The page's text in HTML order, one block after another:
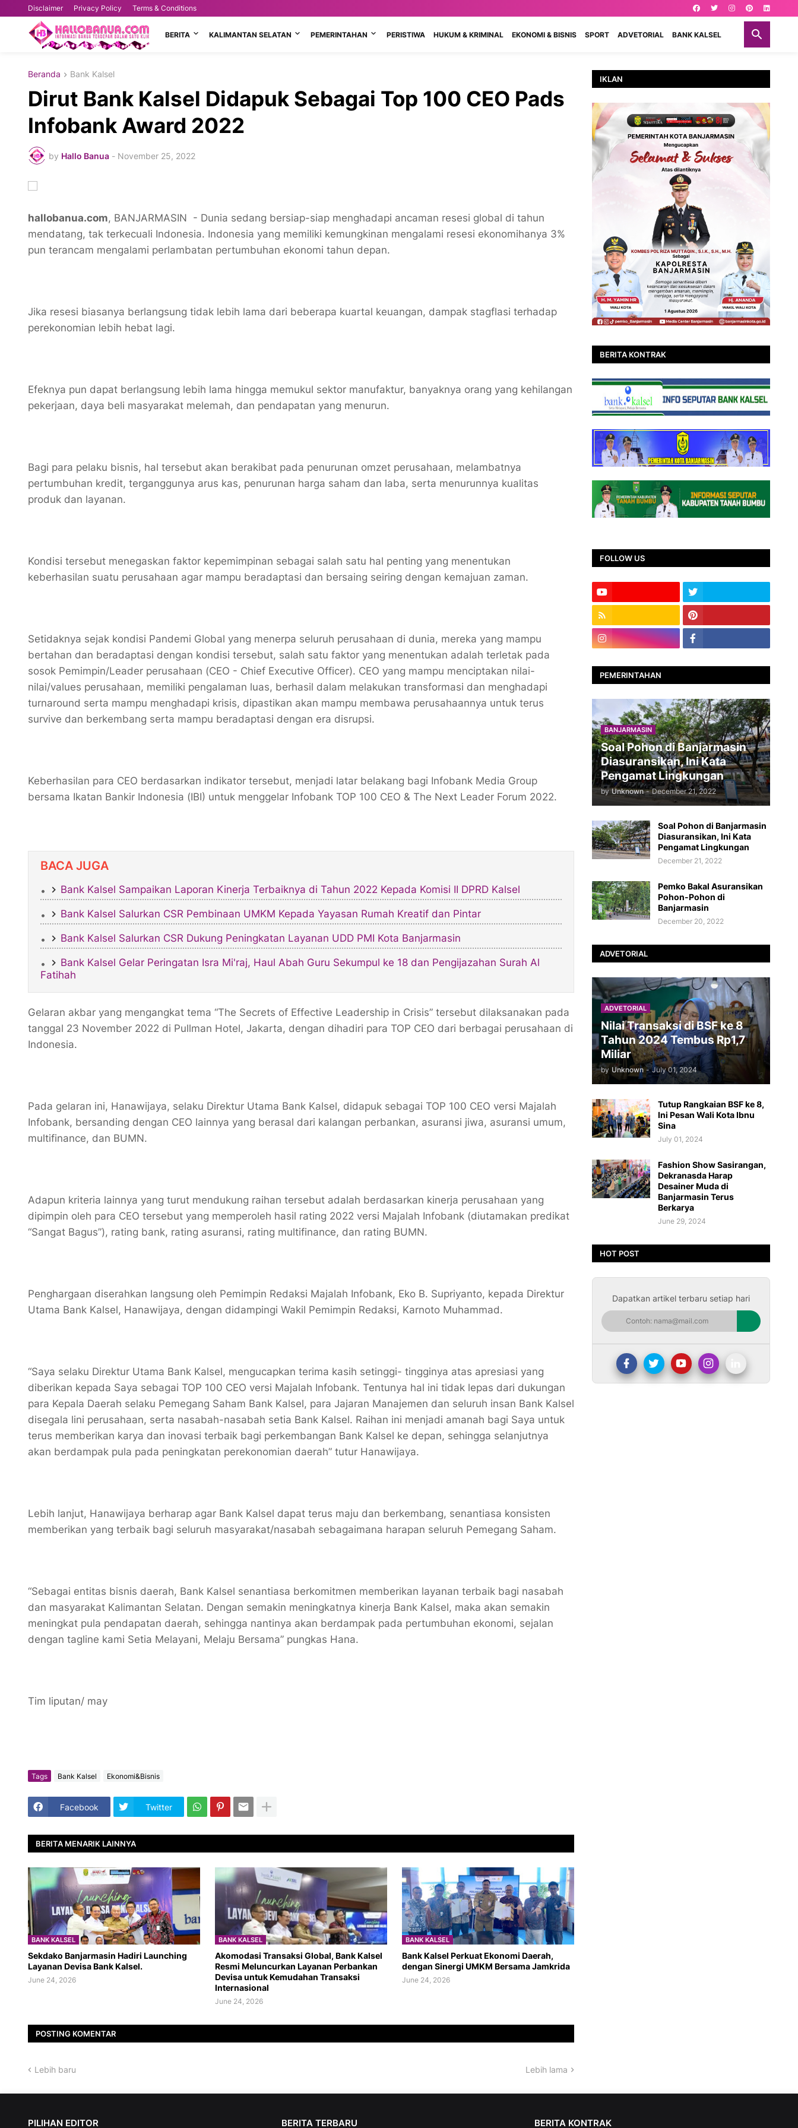
Disclaimer Privacy Policy Terms & Conditions
BERITA KALIMANTAN SELATAN PEMERINTAHAN PERISTIWA HUKUM & KRIMINAL EKONOMI & BISNIS SPORT ADVETORIAL BANK KALSEL
Beranda Bank Kalsel
Dirut Bank Kalsel Didapuk Sebagai Top 100 CEO Pads
Infobank Award 2022
by Hallo Banua - November 25, 2022
hallobanua.com, BANJARMASIN - Dunia sedang bersiap-siap menghadapi ancaman resesi global di tahun
mendatang, tak terkecuali Indonesia. Indonesia yang memiliki kemungkinan mengalami resesi ekonomihanya 3%
pun terancam mengalami perlambatan pertumbuhan ekonomi tahun depan.
Jika resesi biasanya berlangsung tidak lebih lama dari beberapa kuartal keuangan, dampak stagflasi terhadap
perekonomian lebih hebat lagi.
Efeknya pun dapat berlangsung lebih lama hingga memukul sektor manufaktur, banyaknya orang yang kehilangan
pekerjaan, daya beli masyarakat melemah, dan pendapatan yang menurun.
Bagi para pelaku bisnis, hal tersebut akan berakibat pada penurunan omzet perusahaan, melambatnya
pertumbuhan kredit, terganggunya arus kas, penurunan harga saham dan laba, serta menurunnya kualitas
produk dan layanan.
Kondisi tersebut menegaskan faktor kepemimpinan sebagai salah satu hal penting yang menentukan
keberhasilan suatu perusahaan agar mampu beradaptasi dan bersaing seiring dengan kemajuan zaman.
Setidaknya sejak kondisi Pandemi Global yang menerpa seluruh perusahaan di dunia, mereka yang mampu
bertahan dan beradaptasi dengan kondisi tersebut, salah satu faktor yang menentukan adalah terletak pada
sosok Pemimpin/Leader perusahaan (CEO - Chief Executive Officer). CEO yang mampu menciptakan nilai-
nilai/values perusahaan, memiliki pengalaman luas, berhasil dalam melakukan transformasi dan menghadapi
turnaround serta mampu menghadapi krisis, dipastikan akan mampu membawa perusahaannya untuk terus
survive dan berkembang serta mampu beradaptasi dengan era disrupsi.
Keberhasilan para CEO berdasarkan indikator tersebut, menjadi latar belakang bagi Infobank Media Group
bersama Ikatan Bankir Indonesia (IBI) untuk menggelar Infobank TOP 100 CEO & The Next Leader Forum 2022.
BACA JUGA
Bank Kalsel Sampaikan Laporan Kinerja Terbaiknya di Tahun 2022 Kepada Komisi II DPRD Kalsel
Bank Kalsel Salurkan CSR Pembinaan UMKM Kepada Yayasan Rumah Kreatif dan Pintar
Bank Kalsel Salurkan CSR Dukung Peningkatan Layanan UDD PMI Kota Banjarmasin
Bank Kalsel Gelar Peringatan Isra Mi'raj, Haul Abah Guru Sekumpul ke 18 dan Pengijazahan Surah Al
Fatihah
Gelaran akbar yang mengangkat tema “The Secrets of Effective Leadership in Crisis” tersebut dilaksanakan pada
tanggal 23 November 2022 di Pullman Hotel, Jakarta, dengan dihadiri para TOP CEO dari berbagai perusahaan di
Indonesia.
Pada gelaran ini, Hanawijaya, selaku Direktur Utama Bank Kalsel, didapuk sebagai TOP 100 CEO versi Majalah
Infobank, bersanding dengan CEO lainnya yang berasal dari kalangan perbankan, asuransi jiwa, asuransi umum,
multifinance, dan BUMN.
Adapun kriteria lainnya yang turut mendukung raihan tersebut adalah berdasarkan kinerja perusahaan yang
dipimpin oleh para CEO tersebut yang memperoleh hasil rating 2022 versi Majalah Infobank (diutamakan predikat
“Sangat Bagus”), rating bank, rating asuransi, rating multifinance, dan rating BUMN.
Penghargaan diserahkan langsung oleh Pemimpin Redaksi Majalah Infobank, Eko B. Supriyanto, kepada Direktur
Utama Bank Kalsel, Hanawijaya, dengan didampingi Wakil Pemimpin Redaksi, Karnoto Muhammad.
“Saya selaku Direktur Utama Bank Kalsel, mengucapkan terima kasih setinggi- tingginya atas apresiasi yang
diberikan kepada Saya sebagai TOP 100 CEO versi Majalah Infobank. Tentunya hal ini tidak lepas dari dukungan
para Kepala Daerah selaku Pemegang Saham Bank Kalsel, para Jajaran Manajemen dan seluruh insan Bank Kalsel
disegala lini perusahaan, serta nasabah-nasabah setia Bank Kalsel. Raihan ini menjadi amanah bagi Saya untuk
terus memberikan karya dan inovasi terbaik bagi perkembangan Bank Kalsel ke depan, sehingga selanjutnya
akan berdampak pula pada peningkatan perekonomian daerah” tutur Hanawijaya.
Lebih lanjut, Hanawijaya berharap agar Bank Kalsel dapat terus maju dan berkembang, senantiasa konsisten
memberikan yang terbaik bagi seluruh masyarakat/nasabah sebagaimana harapan seluruh Pemegang Saham.
“Sebagai entitas bisnis daerah, Bank Kalsel senantiasa berkomitmen memberikan layanan terbaik bagi nasabah
dan masyarakat Kalimantan Selatan. Dengan semakin meningkatnya kinerja Bank Kalsel, maka akan semakin
meningkat pula pendapatan daerah, sehingga nantinya akan berdampak pada pertumbuhan ekonomi, sejalan
dengan tagline kami Setia Melayani, Melaju Bersama” pungkas Hana.
Tim liputan/ may
Tags Bank Kalsel Ekonomi&Bisnis
Facebook Twitter
BERITA MENARIK LAINNYA
BANK KALSEL
Sekdako Banjarmasin Hadiri Launching
Layanan Devisa Bank Kalsel.
June 24, 2026
BANK KALSEL
Akomodasi Transaksi Global, Bank Kalsel
Resmi Meluncurkan Layanan Perbankan
Devisa untuk Kemudahan Transaksi
Internasional
June 24, 2026
BANK KALSEL
Bank Kalsel Perkuat Ekonomi Daerah,
dengan Sinergi UMKM Bersama Jamkrida
June 24, 2026
POSTING KOMENTAR
Lebih baru Lebih lama
IKLAN
BERITA KONTRAK
FOLLOW US
PEMERINTAHAN
BANJARMASIN
Soal Pohon di Banjarmasin
Diasuransikan, Ini Kata
Pengamat Lingkungan
by Unknown - December 21, 2022
Soal Pohon di Banjarmasin
Diasuransikan, Ini Kata
Pengamat Lingkungan
December 21, 2022
Pemko Bakal Asuransikan
Pohon-Pohon di
Banjarmasin
December 20, 2022
ADVETORIAL
ADVETORIAL
Nilai Transaksi di BSF ke 8
Tahun 2024 Tembus Rp1,7
Miliar
by Unknown - July 01, 2024
Tutup Rangkaian BSF ke 8,
Ini Pesan Wali Kota Ibnu
Sina
July 01, 2024
Fashion Show Sasirangan,
Dekranasda Harap
Desainer Muda di
Banjarmasin Terus
Berkarya
June 29, 2024
HOT POST
Dapatkan artikel terbaru setiap hari
PILIHAN EDITOR BERITA TERBARU BERITA KONTRAK